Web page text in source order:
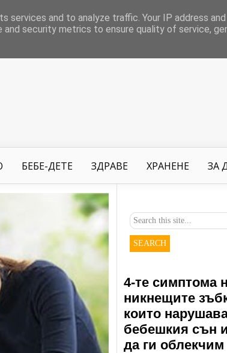
БЕБЕ-ДЕТЕ ЗДРАВЕ ХРАНЕНЕ ЗА
4-те симптома
никнещите
които
бебешкия сън
да ги облекчим
services and to analyze traffic. Your IP address
security metrics to ensure quality of service,